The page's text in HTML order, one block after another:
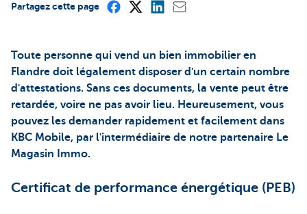
Partagez cette page
Toute personne qui vend un bien immobilier en
Flandre doit légalement disposer d'un certain nombre
d'attestations. Sans ces documents, la vente peut être
retardée, voire ne pas avoir lieu. Heureusement, vous
pouvez les demander rapidement et facilement dans
KBC Mobile, par l'intermédiaire de notre partenaire Le
Magasin Immo.
Certificat de performance énergétique (PEB)